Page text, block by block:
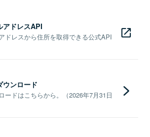
アドレスAPI
ドレスから住所を取得できる公式API
ウンロード
ードはこちらから。（2026年7月31日